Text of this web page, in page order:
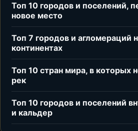
Топ 10 городов и поселений,
новое место
Топ 7 городов и агломераций
континентах
Топ 10 стран мира, в которых
рек
Топ 10 городов и поселений
и кальдер